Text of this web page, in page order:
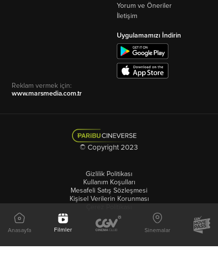
Anasayfa Filmler Sinemalar
Yorum ve Öneriler
İletişim
Uygulamamızı İndirin
Reklam vermek için:
www.marsmedia.com.tr
© Copyright 2023
Gizlilik Politikası
Kullanım Koşulları
Mesafeli Satış Sözleşmesi
Kişisel Verilerin Korunması